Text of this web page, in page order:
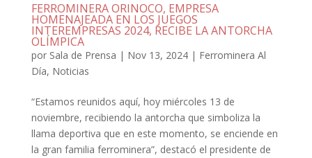
FERROMINERA ORINOCO, EMPRESA
HOMENAJEADA EN LOS JUEGOS
INTEREMPRESAS 2024, RECIBE LA ANTORCHA
OLÍMPICA
por Sala de Prensa | Nov 13, 2024| Ferrominera Al
Día, Noticias
“Estamos reunidos aquí, hoy miércoles 13 de
noviembre, recibiendo la antorcha que simboliza la
llama deportiva que en este momento, se enciende en
la gran familia ferrominera”, destacó el presidente de